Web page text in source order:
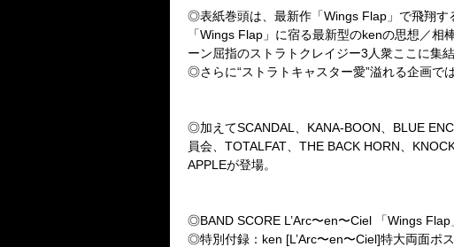
◎表紙巻頭は、最新作「Wings Flap」で飛翔す
「Wings Flap」に宿る最新型のkenの思想／
ーン屈指のストラトクレイジー3人衆ここに集
◎さらに“ストラトキャスター愛”溢れる企画で
◎加えてSCANDAL、KANA-BOON、BLUE
員会、TOTALFAT、THE BACK HORN、
APPLEが登場。
◎BAND SCORE L’Arc〜en〜Ciel 「Wings
◎特別付録：ken [L’Arc〜en〜Ciel]特大両面ポ